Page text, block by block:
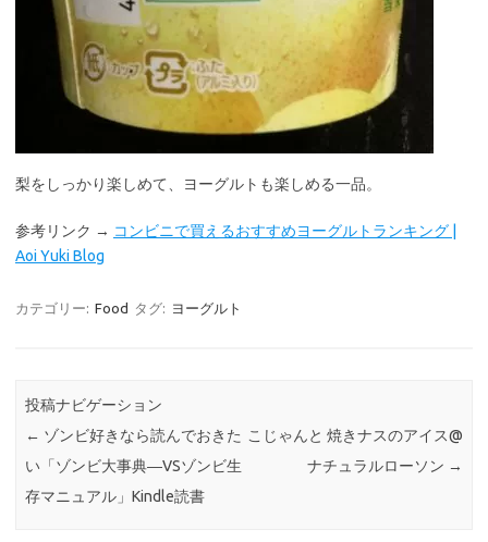
梨をしっかり楽しめて、ヨーグルトも楽しめる一品。
参考リンク → コンビニで買えるおすすめヨーグルトランキング |
Aoi Yuki Blog
カテゴリー: Food タグ: ヨーグルト
投稿ナビゲーション
← ゾンビ好きなら読んでおきた
い「ゾンビ大事典―VSゾンビ生
存マニュアル」Kindle読書
こじゃんと 焼きナスのアイス@
ナチュラルローソン →